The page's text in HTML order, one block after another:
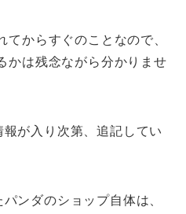
てからすぐのことなので、
かは残念ながら分かりませ
が入り次第、追記してい
ンダのショップ自体は、